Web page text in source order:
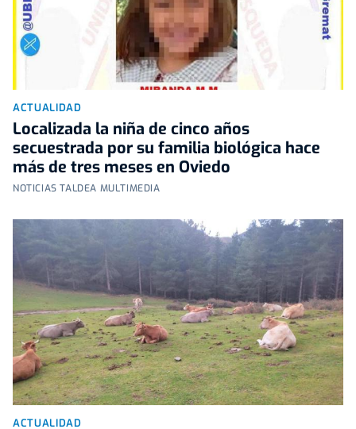
ACTUALIDAD
Localizada la niña de cinco años
secuestrada por su familia biológica hace
más de tres meses en Oviedo
NOTICIAS TALDEA MULTIMEDIA
ACTUALIDAD